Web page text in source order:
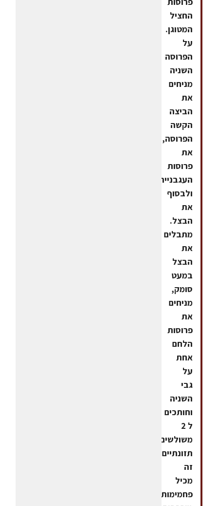
החציל
המטוגן.
על
הפרוסה
השניה
מניחים
את
הביצה
הקשה
הפרוסה,
את
פרוסות
העגבנייה
ולבסוף
את
הבצל.
מתבלים
את
הבצל
במעט
סומק,
מניחים
את
פרוסות
הלחם
אחת
על
גבי
השניה
וחותכים
ל 2
משולשים.ערכים
תזונתייםכריך
זה
מכיל
פחמימות